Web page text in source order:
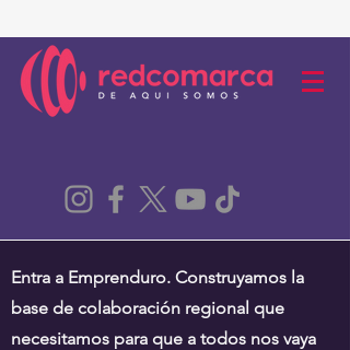
Entra a Emprenduro. Construyamos la
base de colaboración regional que
necesitamos para que a todos nos vaya